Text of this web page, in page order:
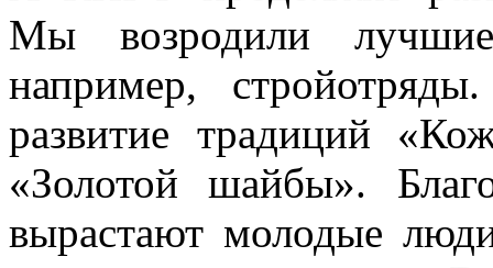
Мы возродили
например,
развитие традиций
«Золотой шайбы».
вырастают молодые